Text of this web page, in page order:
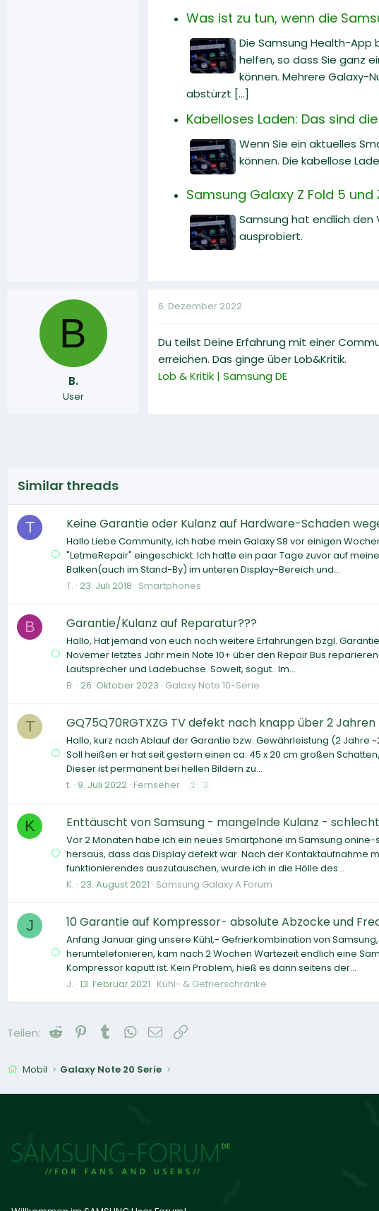
Was ist zu tun, wenn die
Die Samsung Health-App
helfen, so dass Sie ganz
können. Mehrere Galaxy-
abstürzt [...]
Kabelloses Laden: Das sind
Wenn Sie ein aktuelles
können. Die kabellose
Samsung Galaxy Z Fold 5
Samsung hat endlich den
ausprobiert.
B
B.
User
6. Dezember 2022
Du teilst Deine Erfahrung mit einer
erreichen. Das ginge über Lob&Kritik.
Lob & Kritik | Samsung DE
Similar threads
T Keine Garantie oder Kulanz auf Hardware-Schaden
Hallo Liebe Community, ich habe mein Galaxy S8 vor einigen
"LetmeRepair" eingeschickt. Ich hatte ein paar Tage zuvor auf
Balken(auch im Stand-By) im unteren Display-Bereich und...
T. 23. Juli 2018 Smartphones
B Garantie/Kulanz auf Reparatur???
Hallo, Hat jemand von euch noch weitere Erfahrungen bzgl.
Novemer letztes Jahr mein Note 10+ über den Repair Bus
Lautsprecher und Ladebuchse. Soweit, sogut.. Im...
B. 26. Oktober 2023 Galaxy Note 10-Serie
T GQ75Q70RGTXZG TV defekt nach knapp über 2
Hallo, kurz nach Ablauf der Garantie bzw. Gewährleistung (2 Jahre
Soll heißen er hat seit gestern einen ca. 45 x 20 cm großen
Dieser ist permanent bei hellen Bildern zu...
t. 9. Juli 2022 Fernseher 2 3
K Enttäuscht von Samsung - mangelnde Kulanz -
Vor 2 Monaten habe ich ein neues Smartphone im Samsung
hersaus, dass das Display defekt war. Nach der Kontaktaufnahme
funktionierendes auszutauschen, wurde ich in die Hölle des...
K. 23. August 2021 Samsung Galaxy A Forum
J 10 Garantie auf Kompressor- absolute Abzocke und
Anfang Januar ging unsere Kühl,- Gefrierkombination von
herumtelefonieren, kam nach 2 Wochen Wartezeit endlich eine
Kompressor kaputt ist. Kein Problem, hieß es dann seitens der...
J. 13. Februar 2021 Kühl- & Gefrierschränke
Teilen: Reddit PinterestTumblrWhatsApp
E-Mail
Mobil Galaxy Note 20 Serie